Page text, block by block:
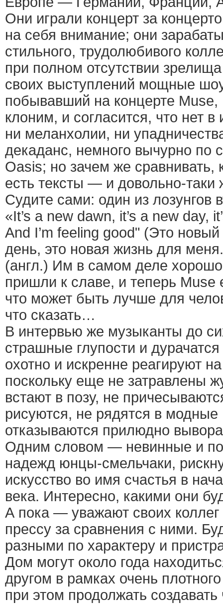
Они играли концерт за
на себя внимание; они
стильного, трудолюбивого
при полном отсутствии
своих выступлений мощные
побывавший на концерте
клоним, и согласится, что нет
ни меланхолии, ни
декаданс, немного вычурно по
Oasis; но зачем же сравнивать,
есть тексты — и довольно-таки
Судите сами: один из лозунгов
«It’s a new dawn, it’s a new day,
And I’m feeling good" (Это
день, это новая жизнь для
(англ.) Им в самом деле
пришли к славе, и теперь Muse
что может быть лучше для
что сказать…
В интервью же музыканты до
страшные глупости и
охотно и искренне реагируют
поскольку еще не затравлены
встают в позу, не
рисуются, не рядятся в
отказываются прилюдно
Одним словом — невинные и
надежд юнцы-смельчаки,
искусство во имя счастья в
века. Интересно, какими они
А пока — уважают своих
прессу за сравнения с ними.
разными по характеру и
Дом могут около года
другом в рамках очень
при этом продолжать